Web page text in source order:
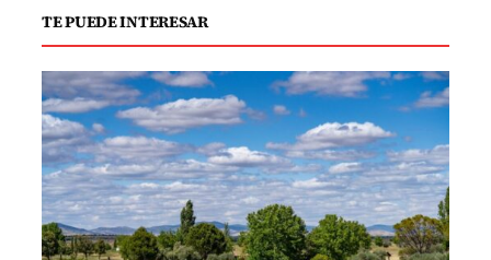
TE PUEDE INTERESAR